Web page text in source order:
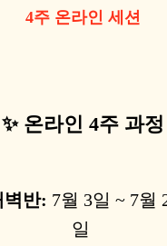
4주 온라인 세션
✨ 온라인 4주 과정
벽반: ​7월 3일 ~ 7월
일